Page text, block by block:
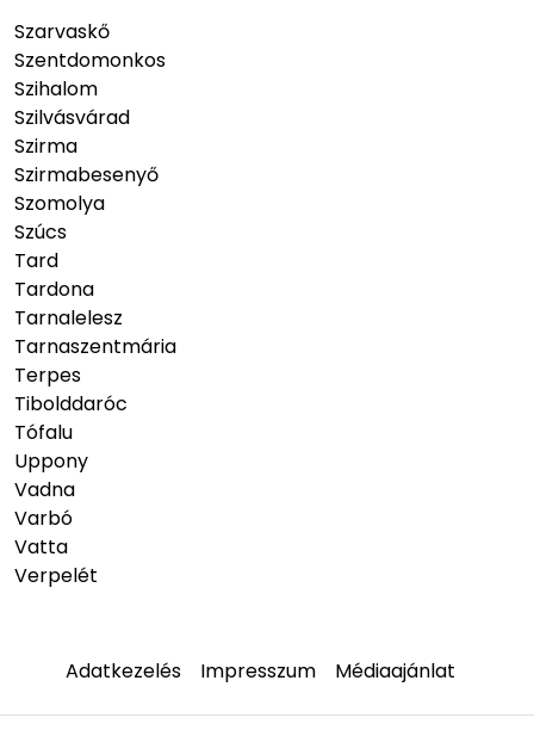
Szarvaskő
Szentdomonkos
Szihalom
Szilvásvárad
Szirma
Szirmabesenyő
Szomolya
Szúcs
Tard
Tardona
Tarnalelesz
Tarnaszentmária
Terpes
Tibolddaróc
Tófalu
Uppony
Vadna
Varbó
Vatta
Verpelét
Adatkezelés Impresszum Médiaajánlat